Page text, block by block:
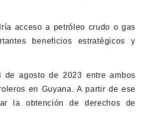
acceso a petróleo crudo o gas
beneficios estratégicos y
agosto de 2023 entre ambos
en Guyana. A partir de ese
la obtención de derechos de